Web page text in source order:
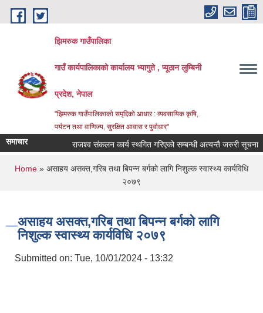
Skip to main content
झिमरुक गाउँपालिका
गाउँ कार्यपालिकाको कार्यालय भ्यागुते , प्यूठान लुम्बिनी
प्रदेश, नेपाल
"झिमरुक गाउँपालिकाको समृद्दिको आधार : व्यवसायिक कृषि,
पर्यटन तथा वाणिज्य, सुरक्षित आवास र पुर्वाधार"
समाचार राजश्व संकलन कार्य स्थगित गरिएको सम्बन्धी अत्यन्तै जरुरी सूचना ।
You are here
Home » असाहय असक्त,गरिब तथा बिपन्न बर्गको लागि निशुल्क स्वास्थ्य कार्यविधि
२०७९
असाहय असक्त,गरिब तथा बिपन्न बर्गको लागि
निशुल्क स्वास्थ्य कार्यविधि २०७९
Submitted on: Tue, 10/01/2024 - 13:32